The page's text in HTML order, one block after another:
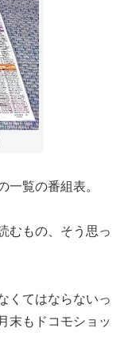
一覧の番組表。
むもの、そう思っ
くてはならないっ
末もドコモショッ